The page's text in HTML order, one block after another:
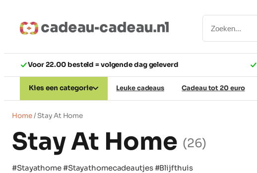
Voor 22.00 besteld = volgende dag geleverd
Kies een categorie Leuke cadeaus Cadeau tot 20 euro
Home/ Stay At Home
Stay At Home (26)
#Stayathome #Stayathomecadeautjes #Blijfthuis